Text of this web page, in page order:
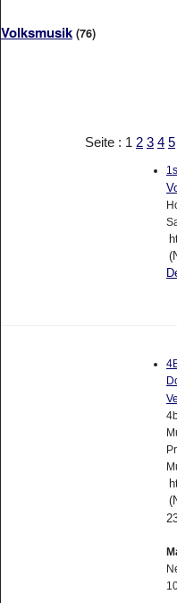
Volksmusik (76)
Seite : 1 2 3 4 5